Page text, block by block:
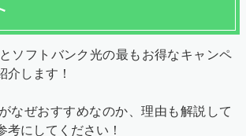
ソフトバンク光の最もお得なキャンペ
介します！
なぜおすすめなのか、理由も解説して
考にしてください！